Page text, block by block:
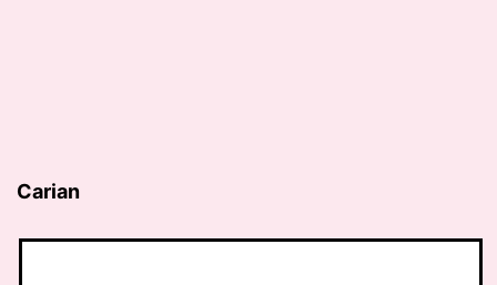
Carian